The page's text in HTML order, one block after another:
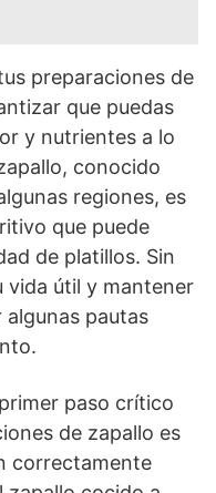
preparaciones de
que puedas
y nutrientes a lo
conocido
regiones, es
que puede
de platillos. Sin
vida útil y mantener
algunas pautas
paso crítico
de zapallo es
correctamente